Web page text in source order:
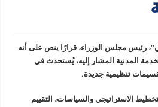
رئيس مجلس الوزراء، قرارًا ينص على أنه
المدنية المشار إليه، يُستحدث في
تنظيمية جديدة.
الاستراتيجي والسياسات، التقييم